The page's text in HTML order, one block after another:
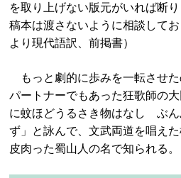
を取り上げない版元がいれば断
稿本は渡さないように相談して
より現代語訳、前掲書）
もっと劇的に歩みを一転させ
パートナーでもあった狂歌師の
に蚊ほどうるさき物はなし ぶ
ず」と詠んで、文武両道を唱え
皮肉った蜀山人の名で知られる。